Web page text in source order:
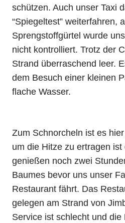
schützen. Auch unser Taxi
“Spiegeltest” weiterfahren,
Sprengstoffgürtel wurde
nicht kontrolliert. Trotz der
Strand überraschend leer.
dem Besuch einer kleinen
flache Wasser.
Zum Schnorcheln ist es
um die Hitze zu ertragen ist
genießen noch zwei
Baumes bevor uns unser
Restaurant fährt. Das
gelegen am Strand von
Service ist schlecht und die